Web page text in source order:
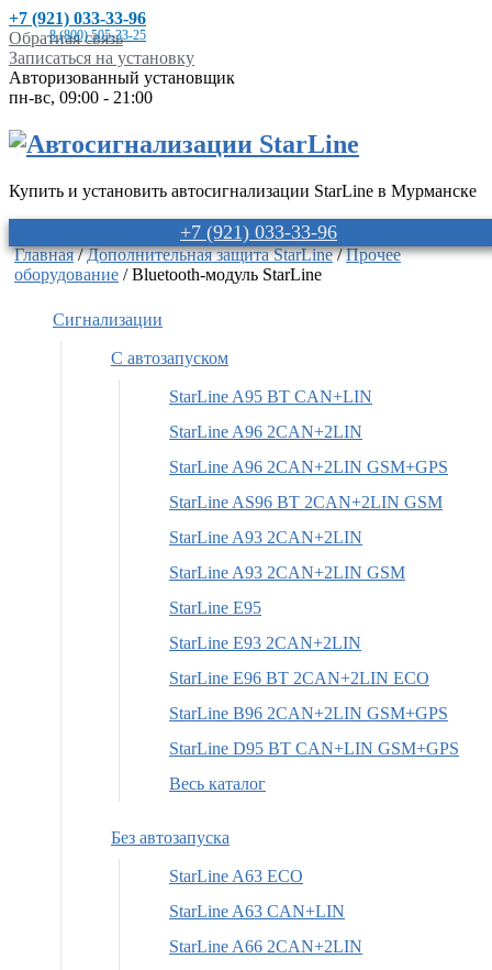
+7 (921) 033-33-96
8 (800) 505-33-25
Обратная связь
Записаться на установку
Авторизованный установщик
пн-вс, 09:00 - 21:00
Купить и установить автосигнализации StarLine в Мурманске
+7 (921) 033-33-96
Главная/Дополнительная защита StarLine/Прочее
оборудование / Bluetooth-модуль StarLine
Сигнализации
С автозапуском
StarLine A95 BT CAN+LIN
StarLine A96 2CAN+2LIN
StarLine A96 2CAN+2LIN GSM+GPS
StarLine AS96 BT 2CAN+2LIN GSM
StarLine A93 2CAN+2LIN
StarLine A93 2CAN+2LIN GSM
StarLine E95
StarLine E93 2CAN+2LIN
StarLine E96 BT 2CAN+2LIN ECO
StarLine B96 2CAN+2LIN GSM+GPS
StarLine D95 BT CAN+LIN GSM+GPS
Весь каталог
Без автозапуска
StarLine A63 ECO
StarLine A63 CAN+LIN
StarLine A66 2CAN+2LIN